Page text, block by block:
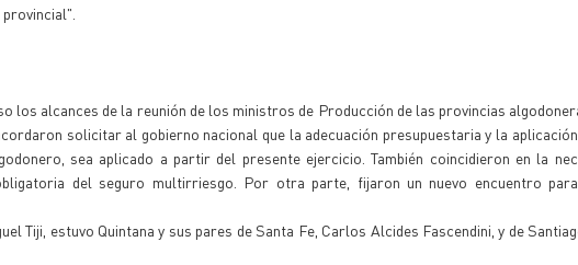
los alcances de la reunión de los ministros de Producción de las provincias
solicitar al gobierno nacional que la adecuación presupuestaria y la
sea aplicado a partir del presente ejercicio. También coincidieron en la
del seguro multirriesgo. Por otra parte, fijaron un nuevo encuentro
Tiji, estuvo Quintana y sus pares de Santa Fe, Carlos Alcides Fascendini, y de